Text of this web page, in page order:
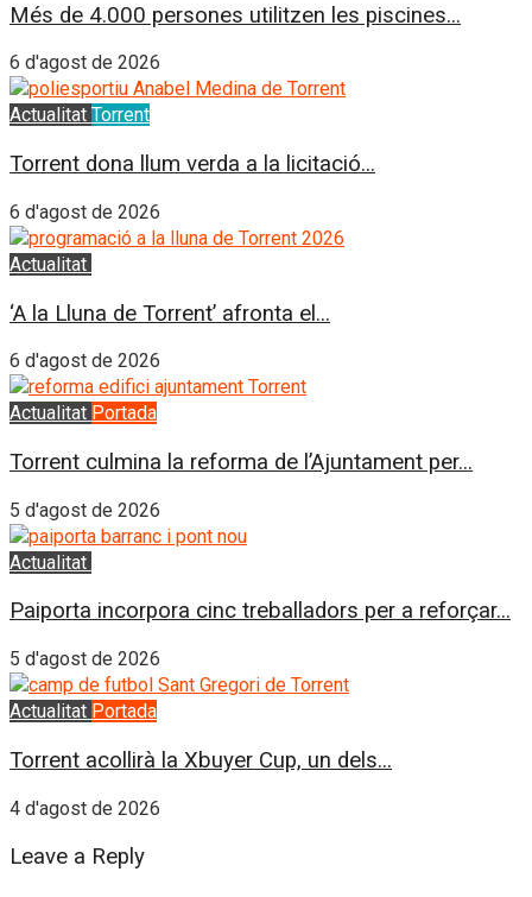
Més de 4.000 persones utilitzen les piscines...
6 d'agost de 2026
Actualitat Torrent
Torrent dona llum verda a la licitació...
6 d'agost de 2026
Actualitat
‘A la Lluna de Torrent’ afronta el...
6 d'agost de 2026
Actualitat Portada
Torrent culmina la reforma de l’Ajuntament per...
5 d'agost de 2026
Actualitat
Paiporta incorpora cinc treballadors per a reforçar...
5 d'agost de 2026
Actualitat Portada
Torrent acollirà la Xbuyer Cup, un dels...
4 d'agost de 2026
Leave a Reply